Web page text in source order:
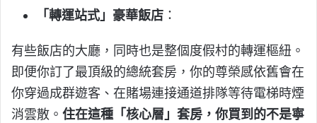
「轉運站式」豪華飯店 ：
有些飯店的大廳，同時也是整個度假村的轉運樞紐。
即便你訂了最頂級的總統套房，你的尊榮感依舊會在
你穿過成群遊客、在賭場連接通道排隊等待電梯時煙
消雲散。 住在這種「核心層」套房，你買到的不是寧